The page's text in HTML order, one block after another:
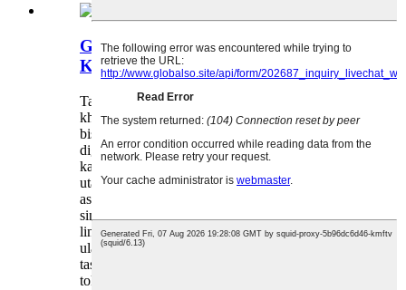
Grosir Nyetak Logo dhewe Tas
Kertas Putih
Tas kertas putih sing dicithak borong kanthi logo
khusus minangka cara sing apik kanggo promosi
bisnis utawa merek. Padha serbaguna lan bisa
digunakake kanggo macem-macem tujuan,
kayata produk kemasan, nggawa sembako,
utawa nyedhiyakake tas hadiah ing acara. Tas iki
asring dadi pilihan sing sampurna kanggo bisnis
sing pengin njaga gambar sing ramah
lingkungan, amarga digawe saka kertas daur
ulang lan 100% bisa didaur ulang. Kajaba iku,
tas iki terjangkau lan bisa dituku kanthi akeh ing
toko grosir ...